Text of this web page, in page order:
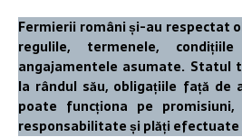
Fermierii români și-au respectat
regulile, termenele,
angajamentele asumate. Statul
la rândul său, obligațiile față de
poate funcționa pe
responsabilitate și plăți